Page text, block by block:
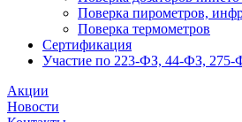
Поверка пирометров,
Поверка термометров
Сертификация
Участие по 223-ФЗ, 44-ФЗ, 275-
Акции
Новости